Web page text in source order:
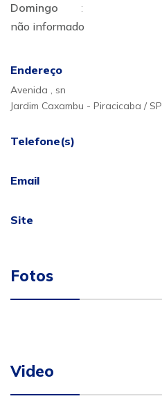
Domingo
:
não informado
Endereço
Avenida , sn
Jardim Caxambu - Piracicaba / SP
Telefone(s)
Email
Site
Fotos
Video